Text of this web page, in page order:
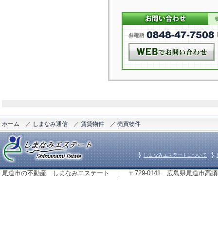
ホーム ／ しまなみ通信 ／ 賃貸物件 ／ 売買物件
しまなみエステートについて
尾道市の不動産 しまなみエステート ｜ 〒729-0141 広島県尾道市高